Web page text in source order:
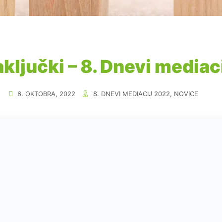
– 8. Dnevi
6. OKTOBRA, 2022 8. DNEVI MEDIACIJ 2022, NOVICE